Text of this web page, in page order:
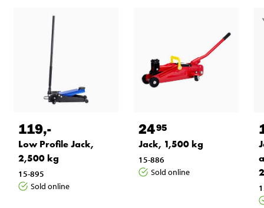
119,-
Low Profile Jack,
2,500 kg
15-895
Sold online
2495
Jack, 1,500 kg
15-886
Sold online